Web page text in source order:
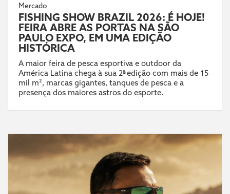
Mercado
FISHING SHOW BRAZIL 2026: É HOJE!
FEIRA ABRE AS PORTAS NA SÃO
PAULO EXPO, EM UMA EDIÇÃO
HISTÓRICA
A maior feira de pesca esportiva e outdoor da
América Latina chega à sua 2ª edição com mais de 15
mil m², marcas gigantes, tanques de pesca e a
presença dos maiores astros do esporte.